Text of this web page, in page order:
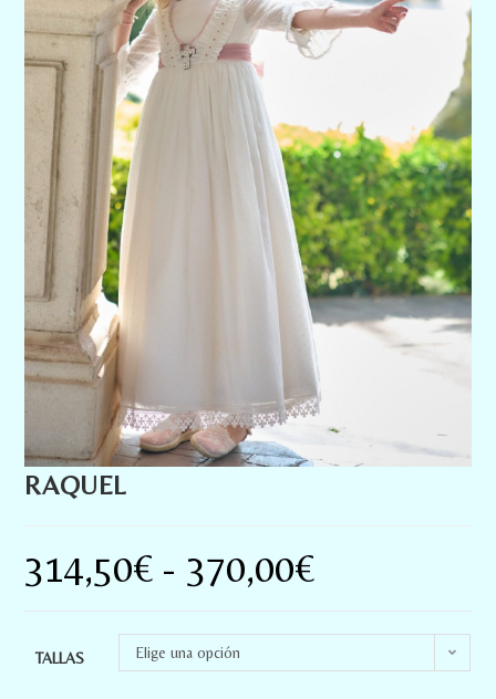
RAQUEL
314,50€ - 370,00€
TALLAS Elige una opción